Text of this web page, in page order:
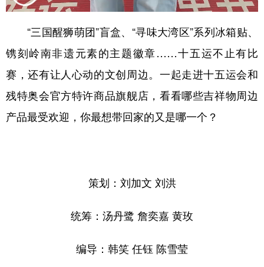
多语种频道
English Español Français عربى
Русский язык 日本語 한국어
“三国醒狮萌团”盲盒、“寻味大湾区”系列冰箱贴、
镌刻岭南非遗元素的主题徽章……十五运不止有比
赛，还有让人心动的文创周边。一起走进十五运会和
残特奥会官方特许商品旗舰店，看看哪些吉祥物周边
产品最受欢迎，你最想带回家的又是哪一个？
策划：刘加文 刘洪
统筹：汤丹鹭 詹奕嘉 黄玫
编导：韩笑 任钰 陈雪莹